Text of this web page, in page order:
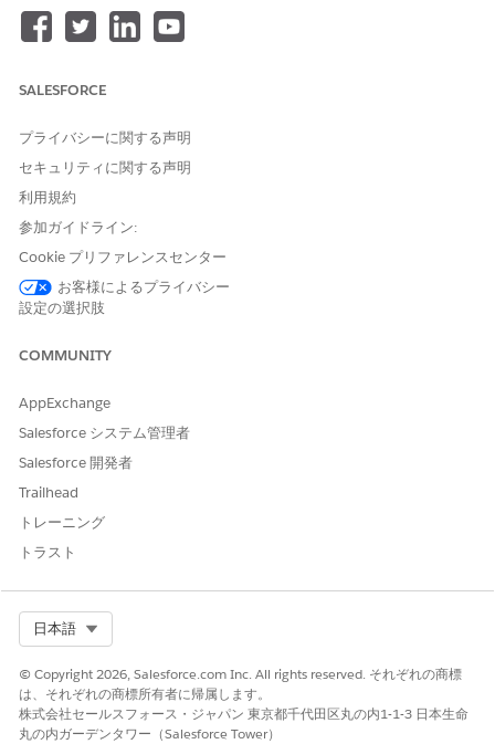
パイプラインインスペクションが有効になっていない場合は、
数秒待ってから有効にします。
クションで、[
一度に有効化できる方法論は 1 つのみです。そのため、ビジ
ネスニーズに合った方法論を選択してください。事前作成済み
方法論テンプレートをカスタマイズするか、独自の方法論テン
プレートを作成できます。
[Review (確認
関連項目:
Salesforce ヘルプ: Agentforce パイプライン管理の設定
ご意見をお待ちしております。
SALESFORCE
プライバシーに関する声明
セキュリティに関する声明
利用規約
参加ガイドライン:
Cookie プリファレンスセンター
お客様によるプライバシー
設定の選択肢
COMMUNITY
AppExchange
Salesforce システム管理者
Salesforce 開発者
Trailhead
トレーニング
トラスト
日本語
© Copyright 2026, Salesforce.com Inc. All rights reserved. それぞれの商標
は、それぞれの商標所有者に帰属します。
株式会社セールスフォース・ジャパン 東京都千代田区丸の内1-1-3 日本生命
丸の内ガーデンタワー（Salesforce Tower）